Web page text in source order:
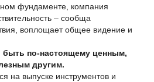
фундаменте, компания
– сообща
воплощает общее видение и
быть по-настоящему ценным,
другим.
на выпуске инструментов и